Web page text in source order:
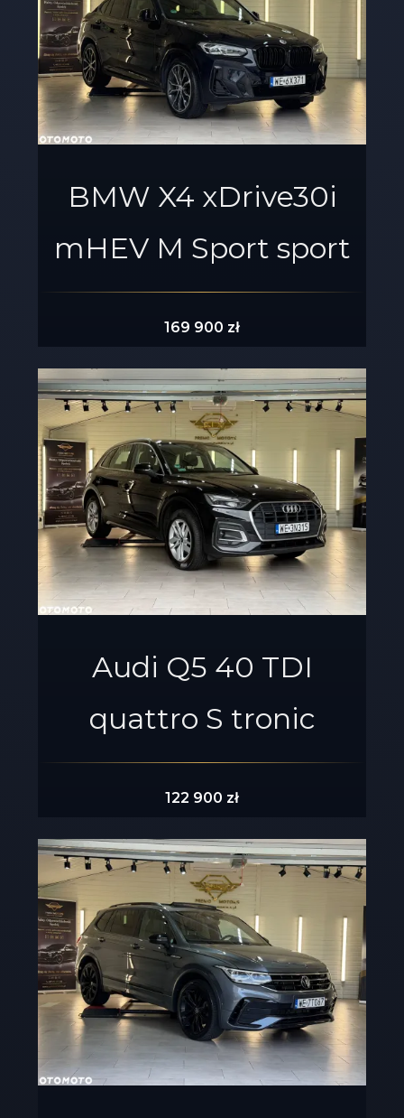
BMW X4 xDrive30i
mHEV M Sport sport
169 900 zł
Audi Q5 40 TDI
quattro S tronic
122 900 zł